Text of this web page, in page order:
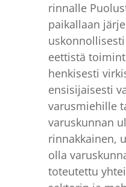
rinnalle
paikallaan
eettistä
henkisesti
ensisijaisesti
varusmiehille
varuskunnan
rinnakkainen,
olla
toteutettu